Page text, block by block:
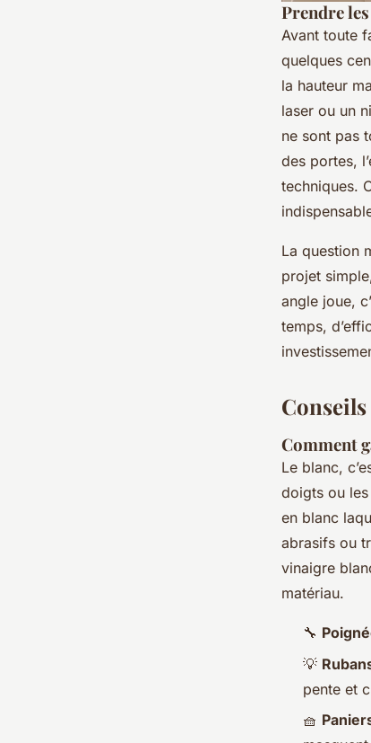
Prendre
Avant toute
quelques
la hauteur
laser ou un
ne sont pas
des portes,
techniques.
La question
projet
angle joue,
temps,
Comment
Le blanc,
doigts ou les
en blanc
abrasifs ou
vinaigre
matériau.
🔧
💡
pente et
🧺